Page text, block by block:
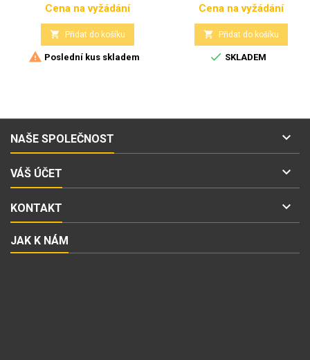
Cena
Cena na vyžádání
 Přidat do košíku
 Poslední kus skladem
Cena
Cena na vyžádání
 Přidat do košíku
 SKLADEM
NAŠE SPOLEČNOST 
VÁŠ ÚČET 
KONTAKT 
JAK K NÁM